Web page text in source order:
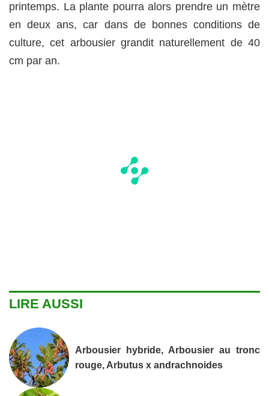
printemps. La plante pourra alors prendre un mètre
en deux ans, car dans de bonnes conditions de
culture, cet arbousier grandit naturellement de 40
cm par an.
LIRE AUSSI
Arbousier hybride, Arbousier au tronc
rouge, Arbutus x andrachnoides